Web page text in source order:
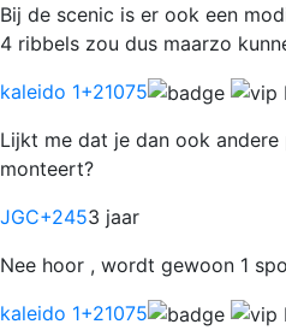
Bij de scenic is er ook een
4 ribbels zou dus maarzo
kaleido 1+21075
Lijkt me dat je dan ook
monteert?
JGC+2453 jaar
Nee hoor , wordt gewoon 1
kaleido 1+21075